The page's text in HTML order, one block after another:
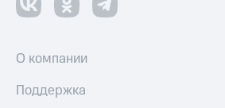
О компании
Поддержка